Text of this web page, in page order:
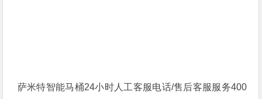
萨米特智能马桶24小时人工客服电话/售后客服服务400